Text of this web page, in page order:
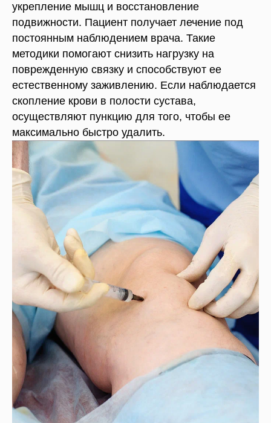
укрепление мышц и восстановление
подвижности. Пациент получает лечение под
постоянным наблюдением врача. Такие
методики помогают снизить нагрузку на
поврежденную связку и способствуют ее
естественному заживлению. Если наблюдается
скопление крови в полости сустава,
осуществляют пункцию для того, чтобы ее
максимально быстро удалить.